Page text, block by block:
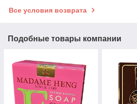
Все условия возврата
Подобные товары компании